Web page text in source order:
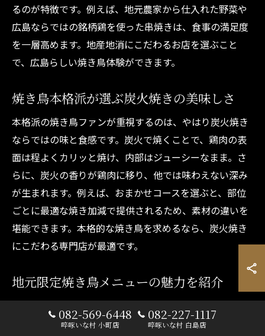
るのが特徴です。例えば、地元農家から仕入れた野菜や
広島ならではの銘柄鶏を使った串焼きは、食事の満足度
を一層高めます。地産地消にこだわるお店を選ぶこと
で、広島らしい焼き鳥体験ができます。
焼き鳥本格派が選ぶ炭火焼きの美味しさ
本格派の焼き鳥ファンが重視するのは、やはり炭火焼き
ならではの味と食感です。炭火で焼くことで、鶏肉の表
面は程よくカリッと焼け、内部はジューシーなまま。さ
らに、炭火の香りが鶏肉に移り、他では味わえない深み
が生まれます。例えば、おまかせコースを選ぶと、部位
ごとに最適な焼き加減で提供されるため、素材の違いを
堪能できます。本格的な焼き鳥を求めるなら、炭火焼き
にこだわる専門店が最適です。
地元限定焼き鳥メニューの魅力を紹介
広島市中区の焼き鳥店では、地元限定の創作メニューが
楽しめます。地元の旬食材や特産品を組み合わせた串焼
082-569-6448
啐啄いな村 小町店
082-227-1117
啐啄いな村 白島店